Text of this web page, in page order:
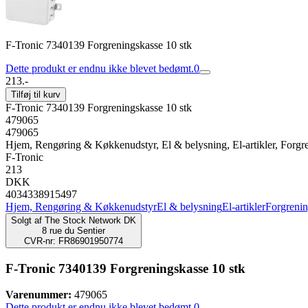
F-Tronic 7340139 Forgreningskasse 10 stk
Dette produkt er endnu ikke blevet bedømt.0
213.-
Tilføj til kurv
F-Tronic 7340139 Forgreningskasse 10 stk
479065
479065
Hjem, Rengøring & Køkkenudstyr, El & belysning, El-artikler,
F-Tronic
213
DKK
4034338915497
Hjem, Rengøring & KøkkenudstyrEl & belysningEl-artikler
Solgt af The Stock Network DK
8 rue du Sentier
CVR-nr: FR86901950774
F-Tronic 7340139 Forgreningskasse 10 stk
Varenummer: 479065